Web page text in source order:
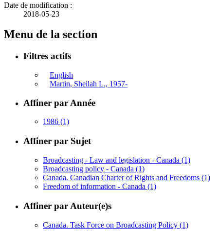
Date de modification :
2018-05-23
Menu de la section
Filtres actifs
English
Martin, Sheilah L., 1957-
Affiner par Année
1986 (1)
Affiner par Sujet
Broadcasting - Law and legislation - Canada (1)
Broadcasting policy - Canada (1)
Canada. Canadian Charter of Rights and Freedoms (1)
Freedom of information - Canada (1)
Affiner par Auteur(e)s
Canada. Task Force on Broadcasting Policy (1)